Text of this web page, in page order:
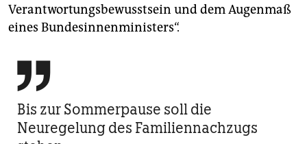
Verantwortungsbewusstsein und dem Augenmaß
eines Bundesinnenministers“.

Bis zur Sommerpause soll die
Neuregelung des Familiennachzugs